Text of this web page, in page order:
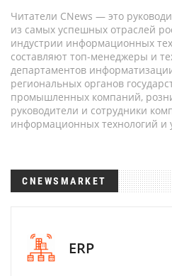
Читатели CNews — это
из самых успешных отраслей
индустрии информационных
составляют топ-менеджеры и
департаментов
региональных органов
промышленных компаний,
руководители и сотрудники
информационных технологий и
CNEWSMARKET
ERP